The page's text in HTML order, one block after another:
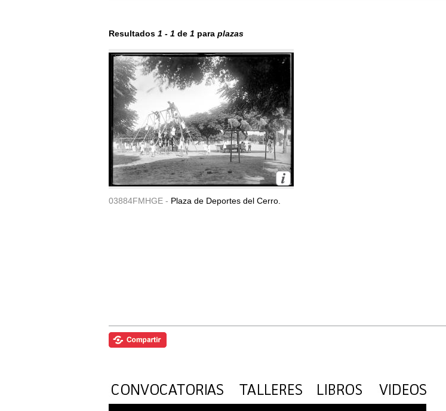
Resultados 1 - 1 de 1 para plazas
03884FMHGE - Plaza de Deportes del Cerro.